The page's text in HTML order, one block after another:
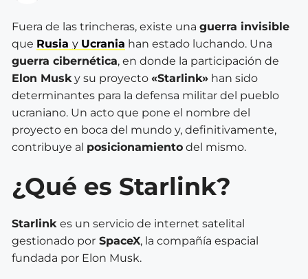
Fuera de las trincheras, existe una guerra invisible
que Rusia y Ucrania han estado luchando. Una
guerra cibernética, en donde la participación de
Elon Musky su proyecto «Starlink» han sido
determinantes para la defensa militar del pueblo
ucraniano. Un acto que pone el nombre del
proyecto en boca del mundo y, definitivamente,
contribuye al posicionamiento del mismo.
¿Qué es Starlink?
Starlink es un servicio de internet satelital
gestionado por SpaceX, la compañía espacial
fundada por Elon Musk.